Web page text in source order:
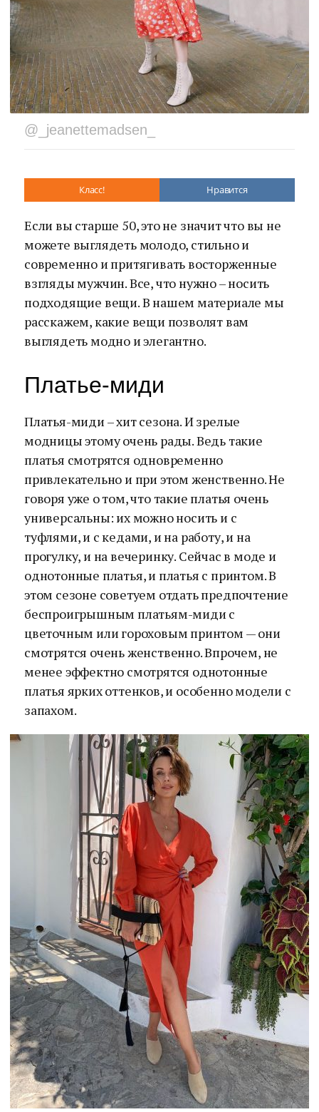
@_jeanettemadsen_
Класс! Нравится
Если вы старше 50, это не значит что вы не
можете выглядеть молодо, стильно и
современно и притягивать восторженные
взгляды мужчин. Все, что нужно – носить
подходящие вещи. В нашем материале мы
расскажем, какие вещи позволят вам
выглядеть модно и элегантно.
Платье-миди
Платья-миди – хит сезона. И зрелые
модницы этому очень рады. Ведь такие
платья смотрятся одновременно
привлекательно и при этом женственно. Не
говоря уже о том, что такие платья очень
универсальны: их можно носить и с
туфлями, и с кедами, и на работу, и на
прогулку, и на вечеринку. Сейчас в моде и
однотонные платья, и платья с принтом. В
этом сезоне советуем отдать предпочтение
беспроигрышным платьям-миди с
цветочным или гороховым принтом — они
смотрятся очень женственно. Впрочем, не
менее эффектно смотрятся однотонные
платья ярких оттенков, и особенно модели с
запахом.